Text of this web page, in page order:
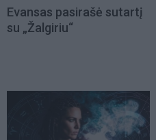
Evansas pasirašė sutartį
su „Žalgiriu“